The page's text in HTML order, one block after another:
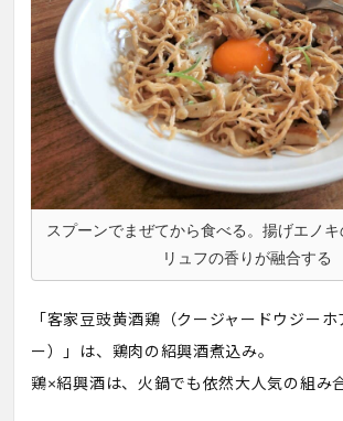
スプーンでまぜてから食べる。揚げエノキ
リュフの香りが融合する
「客家豆豉黄酒鶏（クージャードウジーホ
ー）」は、鶏肉の紹興酒煮込み。
鶏×紹興酒は、火鍋でも依然大人気の組み